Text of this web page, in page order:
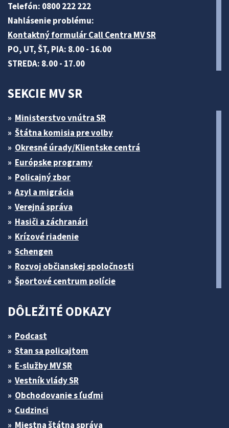
Telefón: 0800 222 222
Nahlásenie problému:
Kontaktný formulár Call Centra MV SR
PO, UT, ŠT, PIA: 8.00 - 16.00
STREDA: 8.00 - 17.00
SEKCIE MV SR
Ministerstvo vnútra SR
Štátna komisia pre volby
Okresné úrady/Klientske centrá
Európske programy
Policajný zbor
Azyl a migrácia
Verejná správa
Hasiči a záchranári
Krízové riadenie
Schengen
Rozvoj občianskej spoločnosti
Športové centrum polície
DÔLEŽITÉ ODKAZY
Podcast
Stan sa policajtom
E-služby MV SR
Vestník vlády SR
Obchodovanie s ľuďmi
Cudzinci
Miestna štátna správa